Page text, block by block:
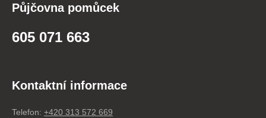
Půjčovna pomůcek
605 071 663
Kontaktní informace
Telefon: +420 313 572 669